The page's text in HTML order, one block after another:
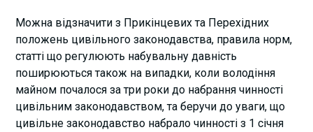
Можна відзначити з Прикінцевих та Перехідних
положень цивільного законодавства, правила норм,
статті що регулюють набувальну давність
поширюються також на випадки, коли володіння
майном почалося за три роки до набрання чинності
цивільним законодавством, та беручи до уваги, що
цивільне законодавство набрало чинності з 1 січня